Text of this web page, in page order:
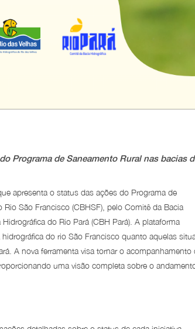
Programa de Saneamento Rural nas bacias
apresenta o status das ações do Programa de
São Francisco (CBHSF), pelo Comitê da Bacia
do Rio Pará (CBH Pará). A plataforma
do rio São Francisco quanto aquelas
A nova ferramenta visa tornar o acompanhamento
uma visão completa sobre o